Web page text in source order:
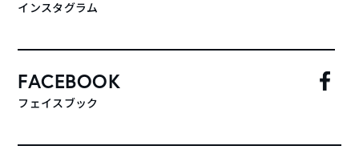
インスタグラム
FACEBOOK
フェイスブック